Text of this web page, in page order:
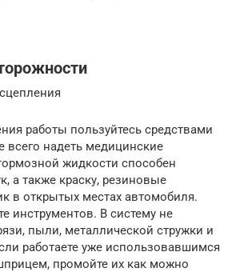
работы пользуйтесь средствами
надеть медицинские
жидкости способен
а также краску, резиновые
в открытых местах автомобиля.
инструментов. В систему не
пыли, металлической стружки и
работаете уже использовавшимся
промойте их как можно